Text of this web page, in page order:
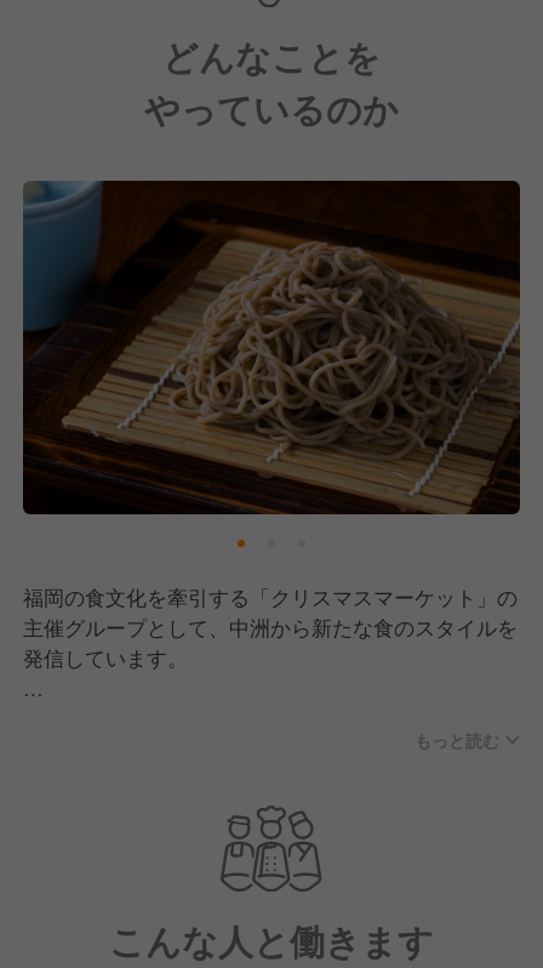
どんなことを
やっているのか
福岡の食文化を牽引する「クリスマスマーケット」の
主催グループとして、中洲から新たな食のスタイルを
発信しています。
主が魂を込めて打つ本格蕎麦。「牛たん食って蕎麦で
単に料理を出すだけでなく、大型イベントの仕掛け人
としても活躍できる。ここは、あなたの「食」と「遊
び心」が、そのまま街のトレンドに変わる場所です。
もっと読む
こんな人と働きます